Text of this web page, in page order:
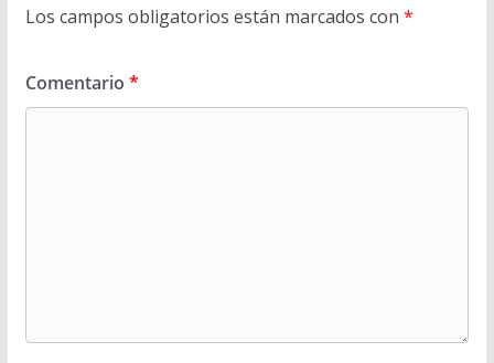
Los campos obligatorios están marcados con *
Comentario *